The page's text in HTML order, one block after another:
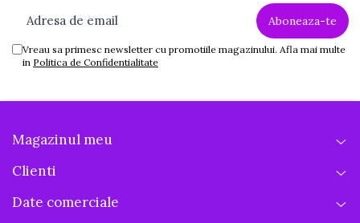
Vreau sa primesc newsletter cu promotiile magazinului. Afla mai multe
in Politica de Confidentialitate
Magazinul meu
Clienti
Date comerciale